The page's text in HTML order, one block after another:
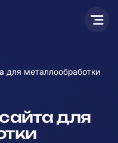
для металлообработки
для